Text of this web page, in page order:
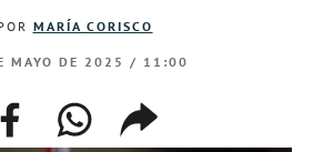
MARÍA CORISCO
MAYO DE 2025 / 11:00
facebookwhatsappcompartir
enlace